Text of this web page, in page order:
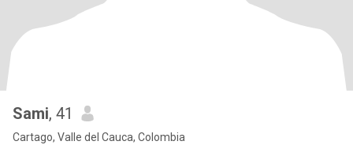
Sami, 41
Cartago, Valle del Cauca, Colombia